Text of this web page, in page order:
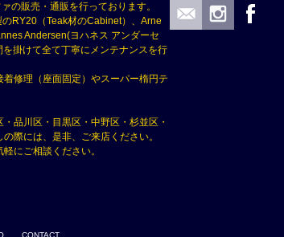
の販売・通販を行っております。
RY20（Teak材のCabinet）、Arne
Andersen(ヨハネス アンダーセ
掛けて全て丁寧にメンテナンスを行
修理（座面固定）やスーパー楕円テ
品川区・目黒区・中野区・杉並区・
際には、是非、ご来店ください。
にご相談ください。
CONTACT